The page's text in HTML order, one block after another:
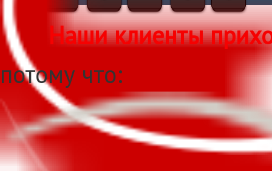
Наши клиенты
потому что: